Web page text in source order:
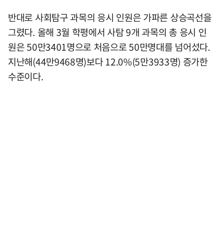
반대로 사회탐구 과목의 응시 인원은 가파른 상승곡선을
그렸다. 올해 3월 학평에서 사탐 9개 과목의 총 응시 인
원은 50만3401명으로 처음으로 50만명대를 넘어섰다.
지난해(44만9468명)보다 12.0%(5만3933명) 증가한
수준이다.